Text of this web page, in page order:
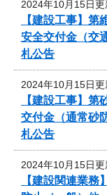
2024年10月15日更
【建設工事】
安全交付金（交
札公告
2024年10月15日更
【建設工事】
交付金（通常砂
札公告
2024年10月15日更
【建設関連業